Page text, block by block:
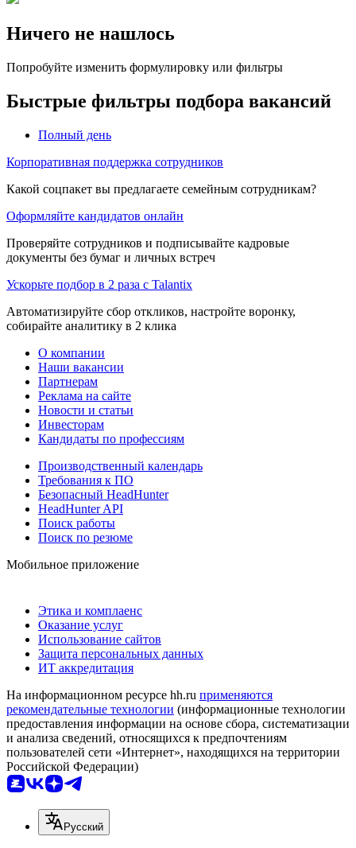
Ничего не нашлось
Попробуйте изменить формулировку или фильтры
Быстрые фильтры подбора вакансий
Полный день
Корпоративная поддержка сотрудников
Какой соцпакет вы предлагаете семейным сотрудникам?
Оформляйте кандидатов онлайн
Проверяйте сотрудников и подписывайте кадровые
документы без бумаг и личных встреч
Ускорьте подбор в 2 раза с Talantix
Автоматизируйте сбор откликов, настройте воронку,
собирайте аналитику в 2 клика
О компании
Наши вакансии
Партнерам
Реклама на сайте
Новости и статьи
Инвесторам
Кандидаты по профессиям
Производственный календарь
Требования к ПО
Безопасный HeadHunter
HeadHunter API
Поиск работы
Поиск по резюме
Мобильное приложение
Этика и комплаенс
Оказание услуг
Использование сайтов
Защита персональных данных
ИТ аккредитация
На информационном ресурсе hh.ru применяются
рекомендательные технологии (информационные технологии
предоставления информации на основе сбора, систематизации
и анализа сведений, относящихся к предпочтениям
пользователей сети «Интернет», находящихся на территории
Российской Федерации)
Русский